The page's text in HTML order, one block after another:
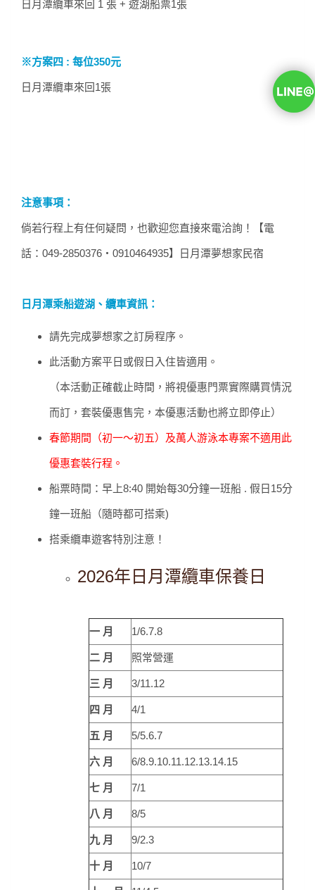
日月潭纜車來回 1 張 + 遊湖船票1張
※方案四 : 每位350元
日月潭纜車來回1張
注意事項：
倘若行程上有任何疑問，也歡迎您直接來電洽詢！【電
話：049-2850376‧0910464935】日月潭夢想家民宿
日月潭乘船遊湖、纜車資訊：
請先完成夢想家之訂房程序。
此活動方案平日或假日入住皆適用。
（本活動正確截止時間，將視優惠門票實際購買情況
而訂，套裝優惠售完，本優惠活動也將立即停止）
春節期間（初一～初五）及萬人游泳本專案不適用此
優惠套裝行程。
船票時間：早上8:40 開始每30分鐘一班船 . 假日15分
鐘一班船（隨時都可搭乘)
搭乘纜車遊客特別注意！
2026年日月潭纜車保養日
一 月 1/6.7.8
二 月 照常營運
三 月 3/11.12
四 月 4/1
五 月 5/5.6.7
六 月 6/8.9.10.11.12.13.14.15
七 月 7/1
八 月 8/5
九 月 9/2.3
十 月 10/7